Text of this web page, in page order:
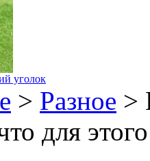
уголок
> Разное >
для